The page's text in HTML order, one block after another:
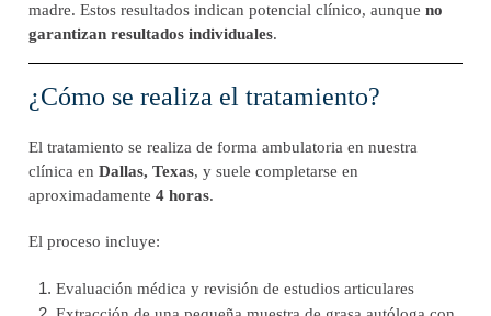
madre. Estos resultados indican potencial clínico, aunque no
garantizan resultados individuales.
¿Cómo se realiza el tratamiento?
El tratamiento se realiza de forma ambulatoria en nuestra
clínica en Dallas, Texas, y suele completarse en
aproximadamente 4 horas.
El proceso incluye:
Evaluación médica y revisión de estudios articulares